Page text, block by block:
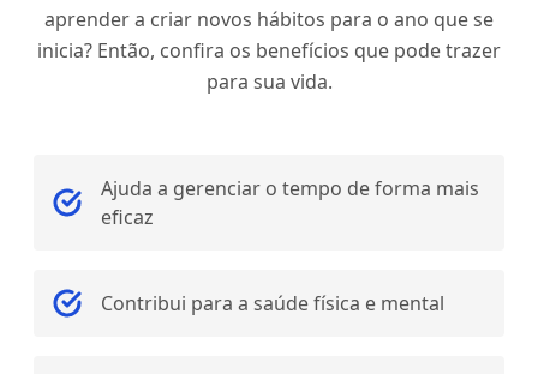
aprender a criar novos hábitos para o ano que se
inicia? Então, confira os benefícios que pode trazer
para sua vida.
Ajuda a gerenciar o tempo de forma mais
eficaz
Contribui para a saúde física e mental